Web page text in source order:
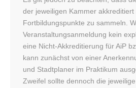
der jeweiligen Kammer
Fortbildungspunkte zu sammeln.
Veranstaltungsanmeldung kein
eine Nicht-Akkreditierung für AiP
kann zunächst von einer
und Stadtplaner im Praktikum
Zweifel sollte dennoch die